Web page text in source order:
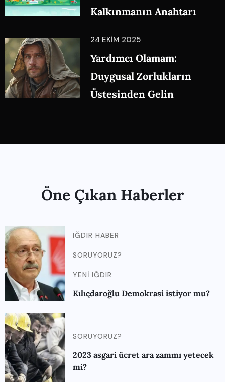
Kalkınmanın Anahtarı
24 EKIM 2025
Yardımcı Olamam:
Duygusal Zorlukların
Üstesinden Gelin
Öne Çıkan Haberler
IĞDIR HABER
SORUYORUZ?
YENI IĞDIR
Kılıçdaroğlu Demokrasi istiyor mu?
SORUYORUZ?
2023 asgari ücret ara zammı yetecek
mi?